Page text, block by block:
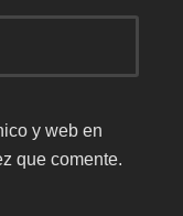
y web en
que comente.